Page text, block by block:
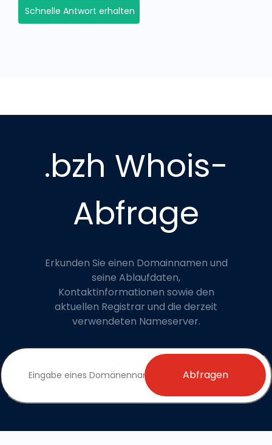
Schnelle Antwort erhalten
.bzh Whois-
Abfrage
Erkunden Sie einen Domainnamen und
seine Ablaufdaten,
Kontaktinformationen sowie den
aktuellen Registrar und die derzeit
verwendeten Nameserver.
Abfragen